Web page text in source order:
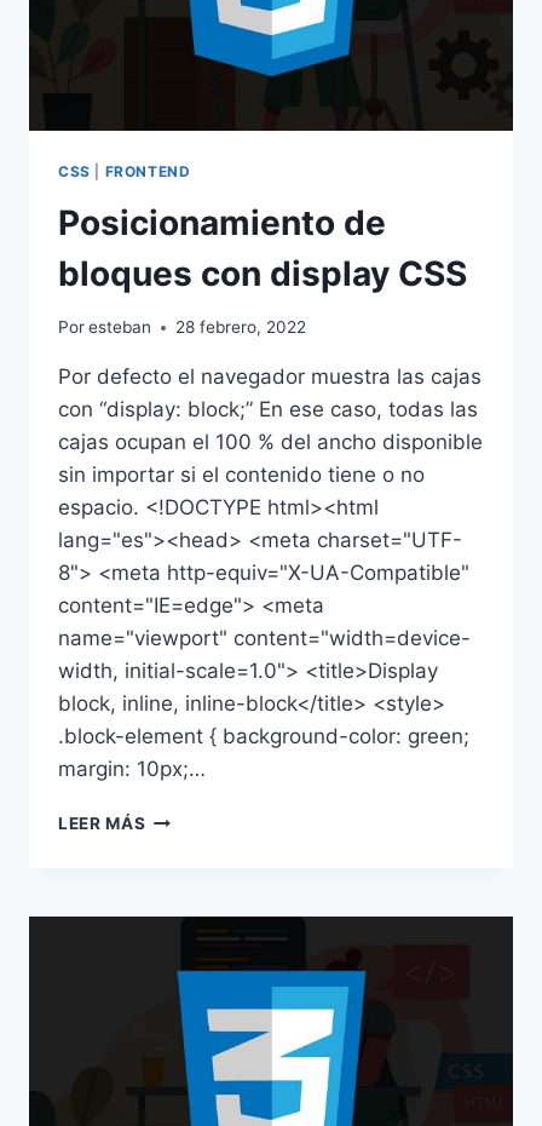
CSS FRONTEND
Posicionamiento de
bloques con display CSS
Poresteban 28 febrero, 2022
Por defecto el navegador muestra las cajas
con “display: block;” En ese caso, todas las
cajas ocupan el 100 % del ancho disponible
sin importar si el contenido tiene o no
espacio. <!DOCTYPE html><html
lang="es"><head> <meta charset="UTF-
8"> <meta http-equiv="X-UA-Compatible"
content="IE=edge"> <meta
name="viewport" content="width=device-
width, initial-scale=1.0"> <title>Display
block, inline, inline-block</title> <style>
.block-element { background-color: green;
margin: 10px;…
LEER MÁS POSICIONAMIENTO
DISPLAY